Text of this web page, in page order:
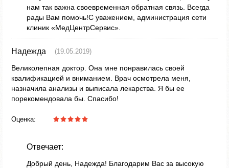
нам так важна своевременная обратная связь. Всегда
рады Вам помочь!С уважением, администрация сети
клиник «МедЦентрСервис».
Надежда (19.05.2019)
Великолепная доктор. Она мне понравилась своей
квалификацией и вниманием. Врач осмотрела меня,
назначила анализы и выписала лекарства. Я бы ее
порекомендовала бы. Спасибо!
Оценка:
Отвечает:
Добрый день, Надежда! Благодарим Вас за высокую